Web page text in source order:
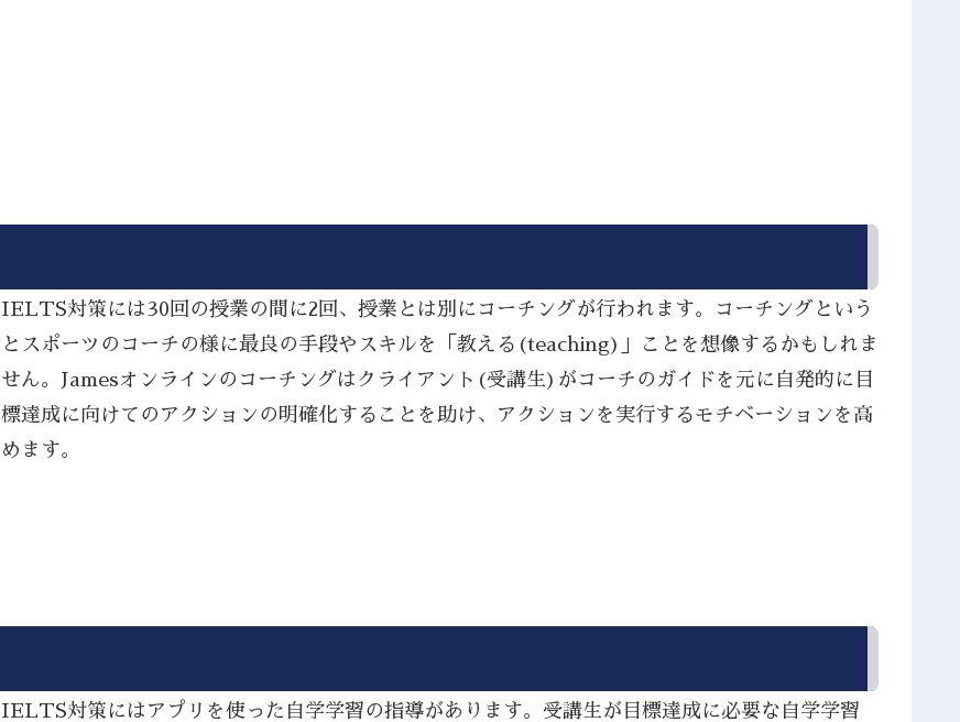
IELTS対策には30回の授業の間に2回、授業とは別にコーチングが行われます。コーチングという
とスポーツのコーチの様に最良の手段やスキルを「教える(teaching)」ことを想像するかもしれま
せん。Jamesオンラインのコーチングはクライアント(受講生)がコーチのガイドを元に自発的に目
標達成に向けてのアクションの明確化することを助け、アクションを実行するモチベーションを高
めます。
IELTS対策にはアプリを使った自学学習の指導があります。受講生が目標達成に必要な自学学習